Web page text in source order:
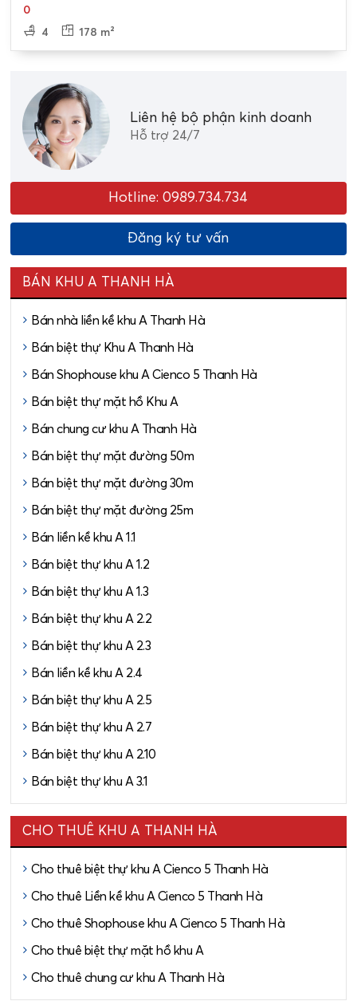
0
4
178 m²
Liên hệ bộ phận kinh doanh
Hỗ trợ 24/7
Hotline: 0989.734.734
Đăng ký tư vấn
BÁN KHU A THANH HÀ
Bán nhà liền kề khu A Thanh Hà
Bán biệt thự Khu A Thanh Hà
Bán Shophouse khu A Cienco 5 Thanh Hà
Bán biệt thự mặt hồ Khu A
Bán chung cư khu A Thanh Hà
Bán biệt thự mặt đường 50m
Bán biệt thự mặt đường 30m
Bán biệt thự mặt đường 25m
Bán liền kề khu A 1.1
Bán biệt thự khu A 1.2
Bán biệt thự khu A 1.3
Bán biệt thự khu A 2.2
Bán biệt thự khu A 2.3
Bán liền kề khu A 2.4
Bán biệt thự khu A 2.5
Bán biệt thự khu A 2.7
Bán biệt thự khu A 2.10
Bán biệt thự khu A 3.1
CHO THUÊ KHU A THANH HÀ
Cho thuê biệt thự khu A Cienco 5 Thanh Hà
Cho thuê Liền kề khu A Cienco 5 Thanh Hà
Cho thuê Shophouse khu A Cienco 5 Thanh Hà
Cho thuê biệt thự mặt hồ khu A
Cho thuê chung cư khu A Thanh Hà